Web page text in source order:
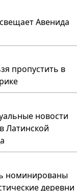
Авенида
пропустить в
новости
Латинской
номинированы
деревни